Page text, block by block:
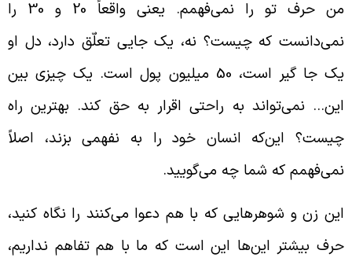
من حرف تو را نمی‌فهمم. یعنی واقعاً 20 و 30 را
که چیست؟ نه، یک جایی تعلّق دارد، دل او
یک جا گیر است، 50 میلیون پول است. یک چیزی بین
نمی‌تواند به راحتی اقرار به حق کند. بهترین راه
این‌که انسان خود را به نفهمی بزند، اصلاً
که شما چه می‌گویید.
زن و شوهرهایی که با هم دعوا می‌کنند را نگاه کنید،
بیشتر این‌ها این است که ما با هم تفاهم نداریم،